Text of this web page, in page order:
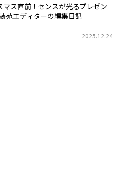
マス直前！センスが光るプレゼン
苑エディターの編集日記
2025.12.24